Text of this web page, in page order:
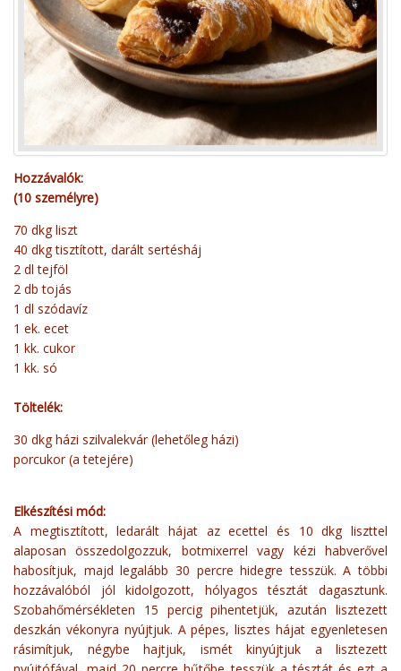
Hozzávalók:
(10 személyre)
70 dkg liszt
40 dkg tisztított, darált sertésháj
2 dl tejföl
2 db tojás
1 dl szódavíz
1 ek. ecet
1 kk. cukor
1 kk. só
Töltelék:
30 dkg házi szilvalekvár (lehetőleg házi)
porcukor (a tetejére)
Elkészítési mód:
A megtisztított, ledarált hájat az ecettel és 10 dkg liszttel
alaposan összedolgozzuk, botmixerrel vagy kézi habverővel
habosítjuk, majd legalább 30 percre hidegre tesszük. A többi
hozzávalóból jól kidolgozott, hólyagos tésztát dagasztunk.
Szobahőmérsékleten 15 percig pihentetjük, azután lisztezett
deszkán vékonyra nyújtjuk. A pépes, lisztes hájat egyenletesen
rásimítjuk, négybe hajtjuk, ismét kinyújtjuk a lisztezett